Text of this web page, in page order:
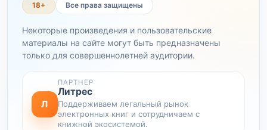
18+ Все права защищены
Некоторые произведения и пользовательские
материалы на сайте могут быть предназначены
только для совершеннолетней аудитории.
Л
ПАРТНЕР
Литрес
Поддерживаем легальный рынок
электронных книг и сотрудничаем с
книжной экосистемой.